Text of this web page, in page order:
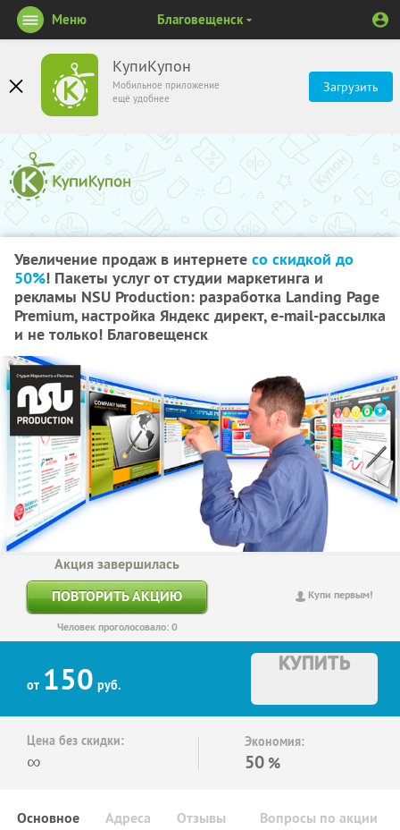
КупиКупон
Мобильное приложение
ещё удобнее
Загрузить
Меню Благовещенск
Увеличение продаж в интернете со скидкой до
50%! Пакеты услуг от студии маркетинга и
рекламы NSU Production: разработка Landing Page
Premium, настройка Яндекс директ, e-mail-рассылка
и не только! Благовещенск
Купи первым!
Акция завершилась
ПОВТОРИТЬ АКЦИЮ
Человек проголосовало: 0
от 150 руб.
КУПИТЬ
Цена без скидки:
∞
Экономия:
50 %
Основное Отзывы Вопросы по акции
Адреса